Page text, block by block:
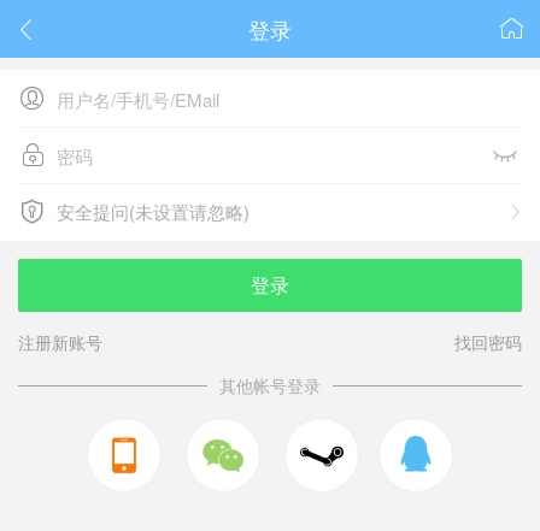
 
登录

 
 
安全提问(未设置请忽略)
安全提问(未设置请忽略)
登录
注册新账号
找回密码
其他帐号登录
  